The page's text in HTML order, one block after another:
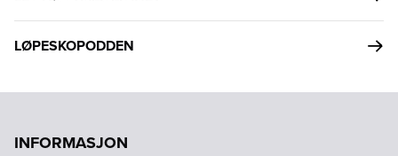
LØPESKOPODDEN
INFORMASJON